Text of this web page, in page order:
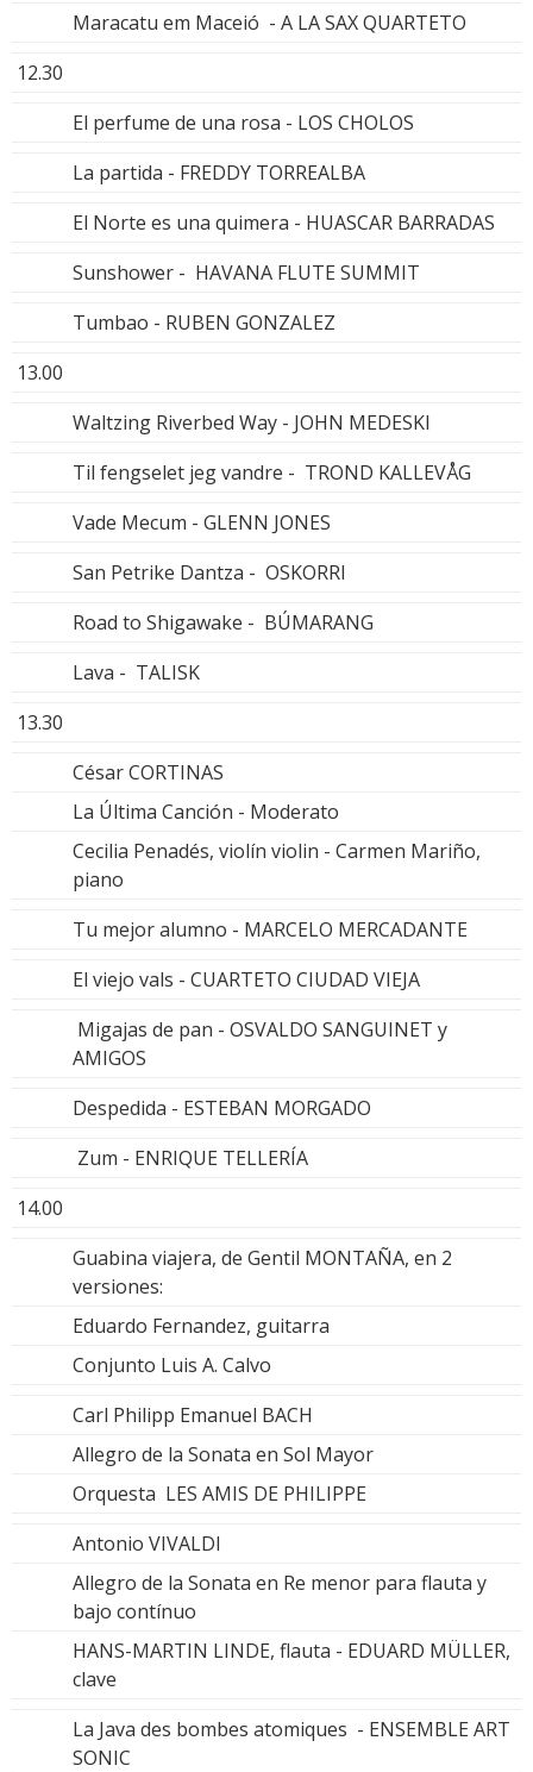
Maracatu em Maceió - A LA SAX QUARTETO
12.30
El perfume de una rosa - LOS CHOLOS
La partida - FREDDY TORREALBA
El Norte es una quimera - HUASCAR BARRADAS
Sunshower - HAVANA FLUTE SUMMIT
Tumbao - RUBEN GONZALEZ
13.00
Waltzing Riverbed Way - JOHN MEDESKI
Til fengselet jeg vandre - TROND KALLEVÅG
Vade Mecum - GLENN JONES
San Petrike Dantza - OSKORRI
Road to Shigawake - BÚMARANG
Lava - TALISK
13.30
César CORTINAS
La Última Canción - Moderato
Cecilia Penadés, violín violin - Carmen Mariño,
piano
Tu mejor alumno - MARCELO MERCADANTE
El viejo vals - CUARTETO CIUDAD VIEJA
Migajas de pan - OSVALDO SANGUINET y
AMIGOS
Despedida - ESTEBAN MORGADO
Zum - ENRIQUE TELLERÍA
14.00
Guabina viajera, de Gentil MONTAÑA, en 2
versiones:
Eduardo Fernandez, guitarra
Conjunto Luis A. Calvo
Carl Philipp Emanuel BACH
Allegro de la Sonata en Sol Mayor
Orquesta LES AMIS DE PHILIPPE
Antonio VIVALDI
Allegro de la Sonata en Re menor para flauta y
bajo contínuo
HANS-MARTIN LINDE, flauta - EDUARD MÜLLER,
clave
La Java des bombes atomiques - ENSEMBLE ART
SONIC